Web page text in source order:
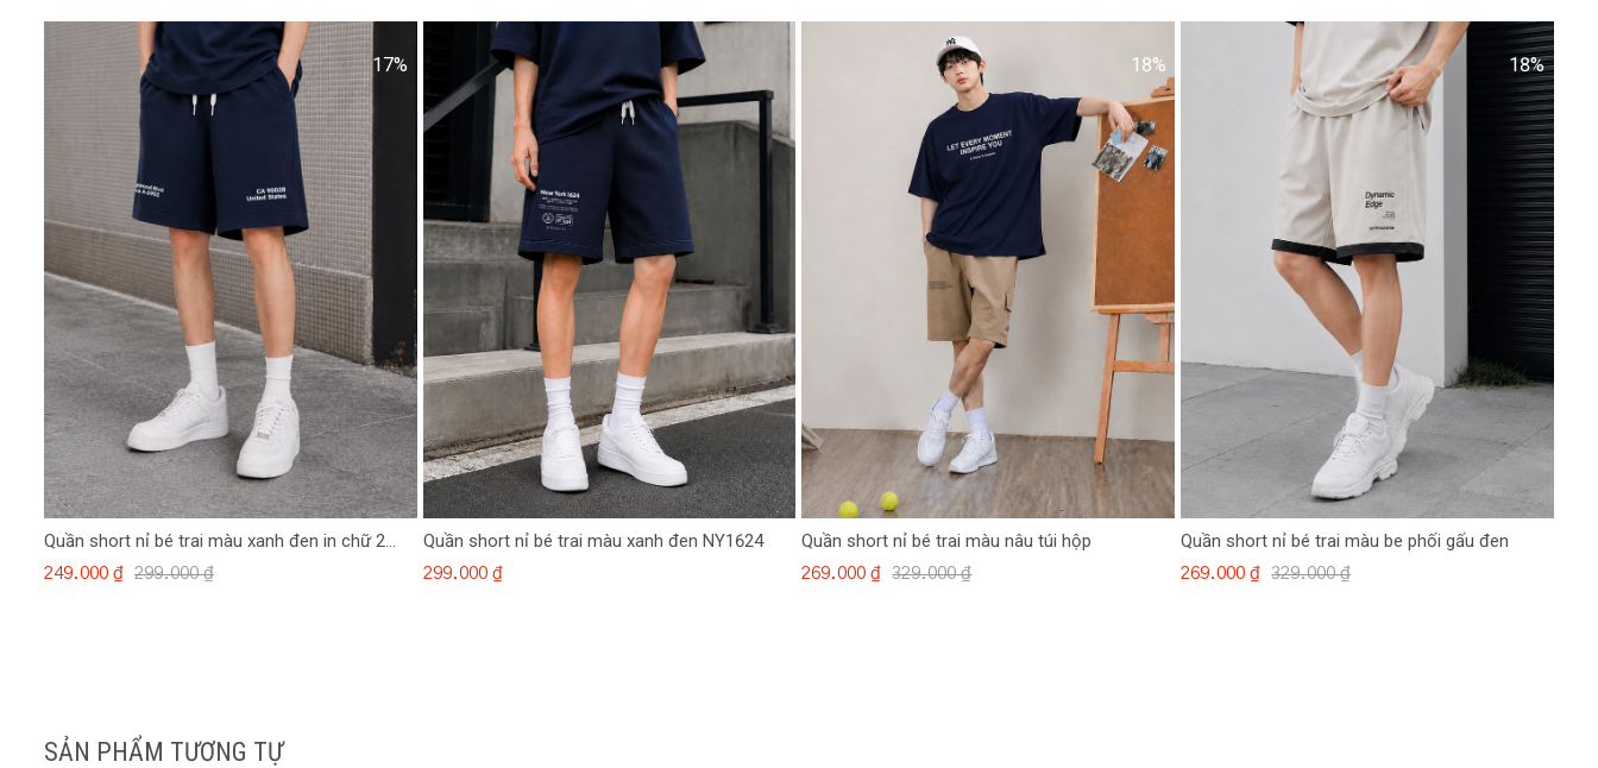
17%
Quần short nỉ bé trai màu xanh đen in chữ 2
bên
249.000 ₫ 299.000 ₫
Quần short nỉ bé trai màu xanh đen NY1624
299.000 ₫
18%
Quần short nỉ bé trai màu nâu túi hộp
269.000 ₫ 329.000 ₫
18%
Quần short nỉ bé trai màu be phối gấu đen
269.000 ₫ 329.000 ₫
SẢN PHẨM TƯƠNG TỰ